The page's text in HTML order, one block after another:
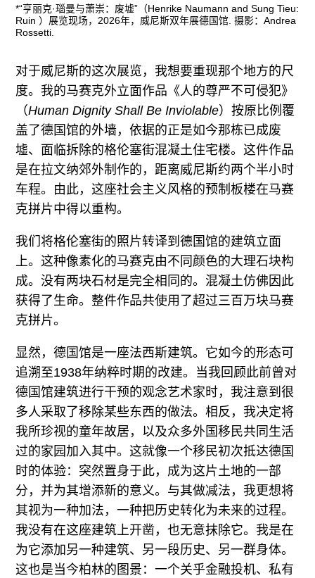
*“亨丽克·瑙曼与萧崇：废墟”（Henrike Naumann and Sung Tieu:
Ruin ）展览现场，2026年，威尼斯双年展德国馆. 摄影：Andrea
Rossetti.
对于威尼斯的这次展览，我想要重现那个地方的尺
度。我的马赛克外立面作品《人的尊严不可侵犯》
（Human Dignity Shall Be Inviolable）按原比例覆
盖了德国馆的外墙，依据的正是如今那栋已成废
墟、面临拆除的格伦塞街混凝土住宅楼。这件作品
是在拉文纳郊外制作的，距离威尼斯约两个半小时
车程。由此，这座社会主义风格的预制板楼在马赛
克拼片中得以重构。
我们将格伦塞街的照片转译到德国馆的建筑立面
上。这种像素化的马赛克由不同颜色的大理石块构
成。没有两块石材是完全相同的。混凝土仿佛因此
获得了生命。整件作品共使用了超过三百万块马赛
克拼片。
显然，德国馆是一座法西斯建筑。它如今的形态可
追溯至1938年纳粹时期的改建。当我回顾此前曾对
德国馆建筑进行干预的观念艺术家时，我注意到很
多人采取了移除某些东西的做法。相反，我决定将
我所珍视的童年故居，以及众多外国移民共同生活
过的家园加入其中。这就像一个移民初次抵达德国
时的体验：突然置身于此，成为这片土地的一部
分，并为其增添新的意义。与其做减法，我更想将
其视为一种加法，一种把历史转化为未来的过程。
我没有在这座建筑上开凿，也无意抹除它。我是在
为它添加另一种建筑、另一段历史、另一群身体。
这也是当今柏林的图景：一个关乎金融投机、私有